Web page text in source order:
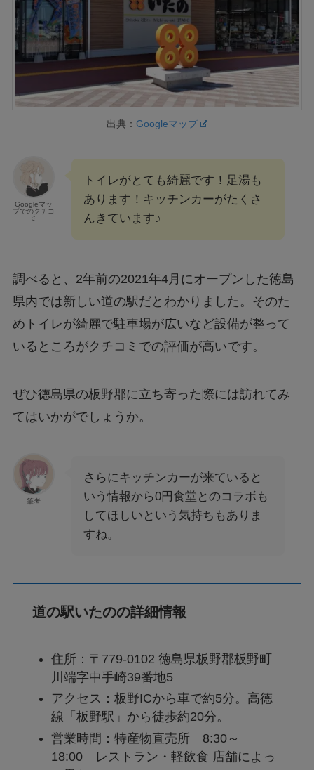
出典： Googleマップ
Googleマッ
プでのクチコ
ミ
トイレがとても綺麗です！足湯も
あります！キッチンカーがたくさ
んきています♪
調べると、2年前の2021年4月にオープンした徳島
県内では新しい道の駅だとわかりました。そのた
めトイレが綺麗で駐車場が広いなど設備が整って
いるところがクチコミでの評価が高いです。
ぜひ徳島県の板野郡に立ち寄った際には訪れてみ
てはいかがでしょうか。
筆者
さらにキッチンカーが来ていると
いう情報から0円食堂とのコラボも
してほしいという気持ちもありま
すね。
道の駅いたのの詳細情報
住所：〒779-0102 徳島県板野郡板野町
川端字中手崎39番地5
アクセス：板野ICから車で約5分。高徳
線「板野駅」から徒歩約20分。
営業時間：特産物直売所 8:30～
18:00 レストラン・軽飲食 店舗によっ